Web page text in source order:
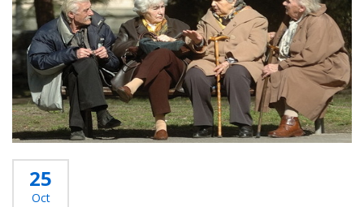
25
Oct